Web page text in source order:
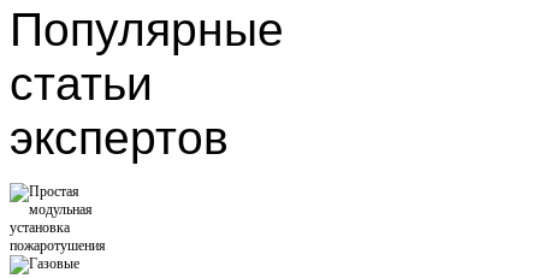
Популярные
статьи
экспертов